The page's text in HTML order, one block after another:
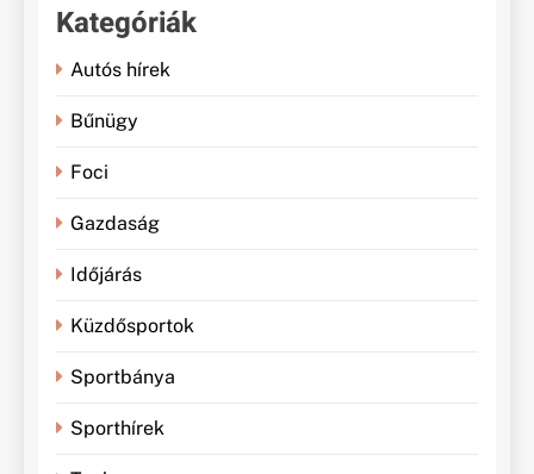
Kategóriák
Autós hírek
Bűnügy
Foci
Gazdaság
Időjárás
Küzdősportok
Sportbánya
Sporthírek